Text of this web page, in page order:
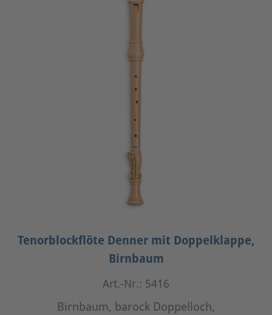
Tenorblockflöte Denner mit Doppelklappe,
Birnbaum
Art.-Nr.: 5416
Birnbaum, barock Doppelloch,